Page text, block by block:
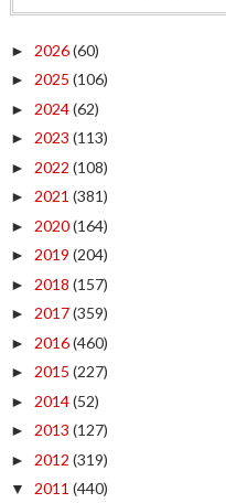
► 2026(60)
► 2025 (106)
► 2024(62)
► 2023 (113)
► 2022 (108)
► 2021 (381)
► 2020(164)
► 2019 (204)
► 2018 (157)
► 2017(359)
► 2016(460)
► 2015 (227)
► 2014(52)
► 2013 (127)
► 2012 (319)
▼ 2011 (440)